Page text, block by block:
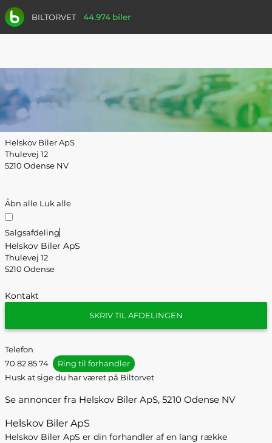
BILTORVET 44.974 biler
Helskov Biler ApS
Thulevej 12
5210 Odense NV
Åbn alle Luk alle
Salgsafdeling
Helskov Biler ApS
Thulevej 12
5210 Odense
Kontakt
SKRIV TIL AFDELINGEN
Telefon
70 82 85 74
Ring til forhandler
Husk at sige du har været på Biltorvet
Se annoncer fra Helskov Biler ApS, 5210 Odense NV
Helskov Biler ApS
Helskov Biler ApS er din forhandler af en lang række